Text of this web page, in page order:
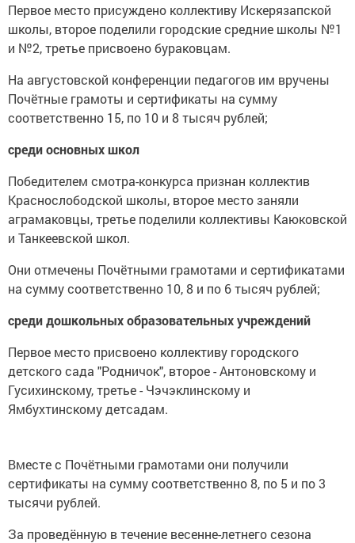
Первое место присуждено коллективу Искерязапской
школы, второе поделили городские средние школы №1
и №2, третье присвоено бураковцам.
На августовской конференции педагогов им вручены
Почётные грамоты и сертификаты на сумму
соответственно 15, по 10 и 8 тысяч рублей;
среди основных школ
Победителем смотра-конкурса признан коллектив
Краснослободской школы, второе место заняли
аграмаковцы, третье поделили коллективы Каюковской
и Танкеевской школ.
Они отмечены Почётными грамотами и сертификатами
на сумму соответственно 10, 8 и по 6 тысяч рублей;
среди дошкольных образовательных учреждений
Первое место присвоено коллективу городского
детского сада "Родничок", второе - Антоновскому и
Гусихинскому, третье - Чэчэклинскому и
Ямбухтинскому детсадам.
Вместе с Почётными грамотами они получили
сертификаты на сумму соответственно 8, по 5 и по 3
тысячи рублей.
За проведённую в течение весенне-летнего сезона